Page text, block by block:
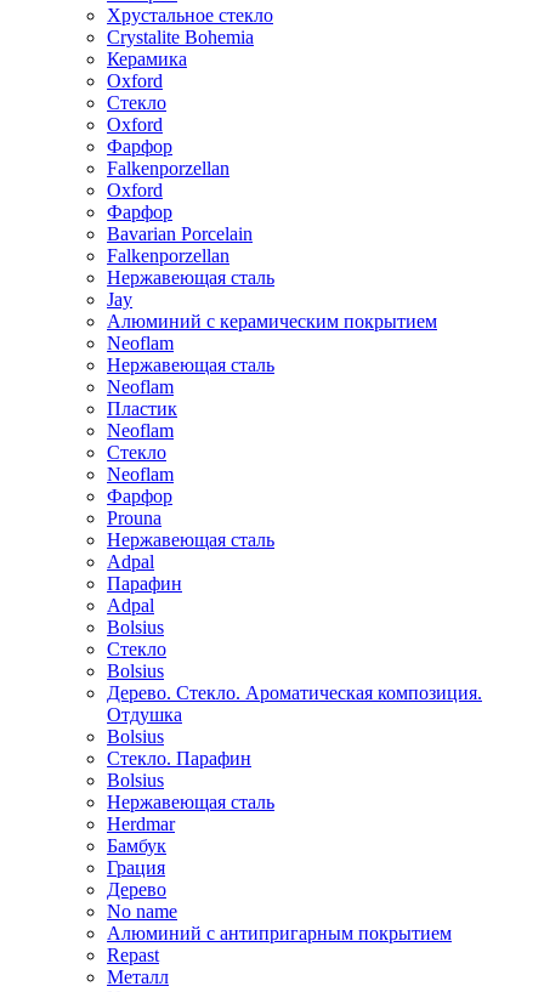
Хрустальное стекло
Crystalite Bohemia
Керамика
Oxford
Стекло
Oxford
Фарфор
Falkenporzellan
Oxford
Фарфор
Bavarian Porcelain
Falkenporzellan
Нержавеющая сталь
Jay
Алюминий с керамическим покрытием
Neoflam
Нержавеющая сталь
Neoflam
Пластик
Neoflam
Стекло
Neoflam
Фарфор
Prouna
Нержавеющая сталь
Adpal
Парафин
Adpal
Bolsius
Стекло
Bolsius
Дерево. Стекло. Ароматическая композиция.
Отдушка
Bolsius
Стекло. Парафин
Bolsius
Нержавеющая сталь
Herdmar
Бамбук
Грация
Дерево
No name
Алюминий с антипригарным покрытием
Repast
Металл